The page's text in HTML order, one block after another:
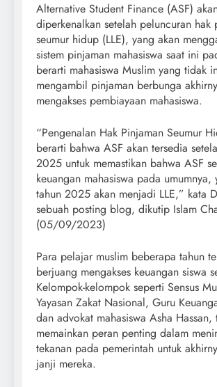
Alternative Student Finance (ASF)
diperkenalkan setelah peluncuran hak
seumur hidup (LLE), yang akan
sistem pinjaman mahasiswa saat ini
berarti mahasiswa Muslim yang tidak
mengambil pinjaman berbunga
mengakses pembiayaan mahasiswa.
“Pengenalan Hak Pinjaman Seumur
berarti bahwa ASF akan tersedia
2025 untuk memastikan bahwa ASF
keuangan mahasiswa pada umumnya,
tahun 2025 akan menjadi LLE,” kata
sebuah posting blog, dikutip Islam
(05/09/2023)
Para pelajar muslim beberapa tahun
berjuang mengakses keuangan siswa
Kelompok-kelompok seperti Sensus
Yayasan Zakat Nasional, Guru
dan advokat mahasiswa Asha Hassan,
memainkan peran penting dalam
tekanan pada pemerintah untuk
janji mereka.